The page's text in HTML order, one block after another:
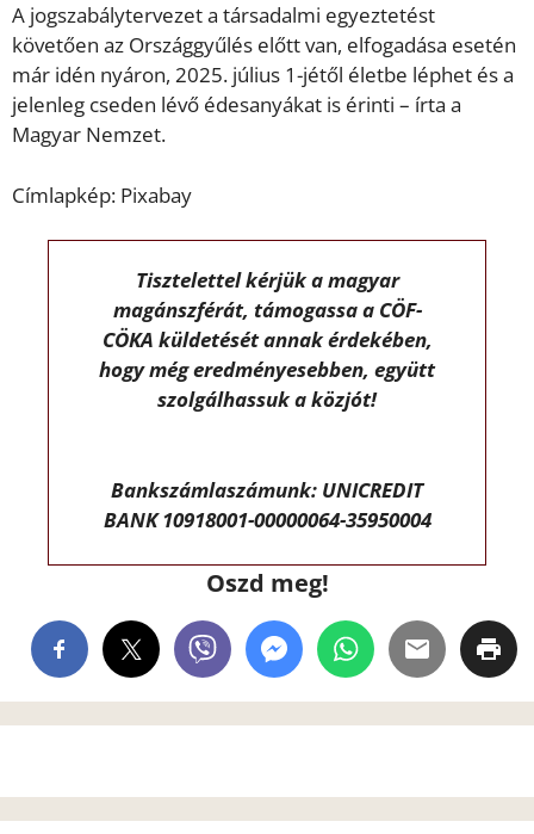
A jogszabálytervezet a társadalmi egyeztetést
követően az Országgyűlés előtt van, elfogadása esetén
már idén nyáron, 2025. július 1-jétől életbe léphet és a
jelenleg cseden lévő édesanyákat is érinti – írta a
Magyar Nemzet.
Címlapkép: Pixabay
Tisztelettel kérjük a magyar
magánszférát, támogassa a CÖF-
CÖKA küldetését annak érdekében,
hogy még eredményesebben, együtt
szolgálhassuk a közjót!
Bankszámlaszámunk: UNICREDIT
BANK 10918001-00000064-35950004
Oszd meg!